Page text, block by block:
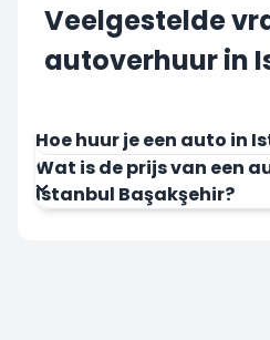
Veelgestelde
autoverhuur in
Hoe huur je een auto in
Wat is de prijs van een
Istanbul Başakşehir?